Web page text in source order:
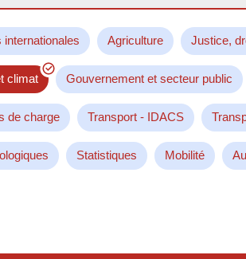
internationales Agriculture Justice,
climat Gouvernement et secteur public
de charge Transport - IDACS
Statistiques Mobilité